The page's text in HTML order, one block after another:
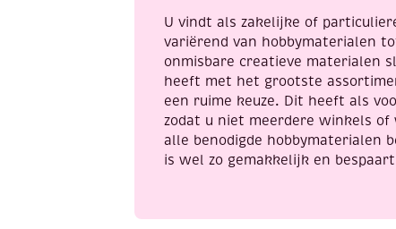
U vindt als zakelijke of
variërend van hobbymaterialen
onmisbare creatieve materialen
heeft met het grootste
een ruime keuze. Dit heeft als
zodat u niet meerdere winkels
alle benodigde hobbymaterialen
is wel zo gemakkelijk en